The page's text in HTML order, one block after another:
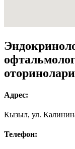
Адрес:
Кызыл, ул.
Телефон: